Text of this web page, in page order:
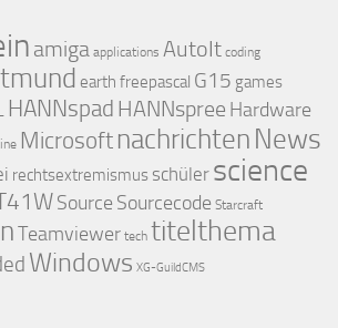
amiga applications AutoIt coding
earth freepascal G15 games
HANNspad HANNspree Hardware
Microsoft nachrichten News
rechtsextremismus schüler science
Source Sourcecode Starcraft
Teamviewer tech titelthema
Windows XG-GuildCMS